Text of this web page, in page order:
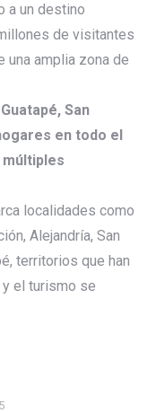
a un destino
de visitantes
una amplia zona de
San
en todo el
múltiples
localidades como
Alejandría, San
territorios que han
el turismo se